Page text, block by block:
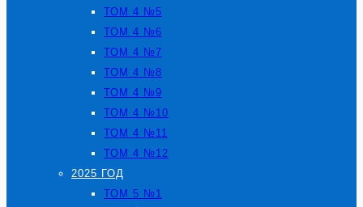
ТОМ 4 №5
ТОМ 4 №6
ТОМ 4 №7
ТОМ 4 №8
ТОМ 4 №9
ТОМ 4 №10
ТОМ 4 №11
ТОМ 4 №12
2025 ГОД
ТОМ 5 №1